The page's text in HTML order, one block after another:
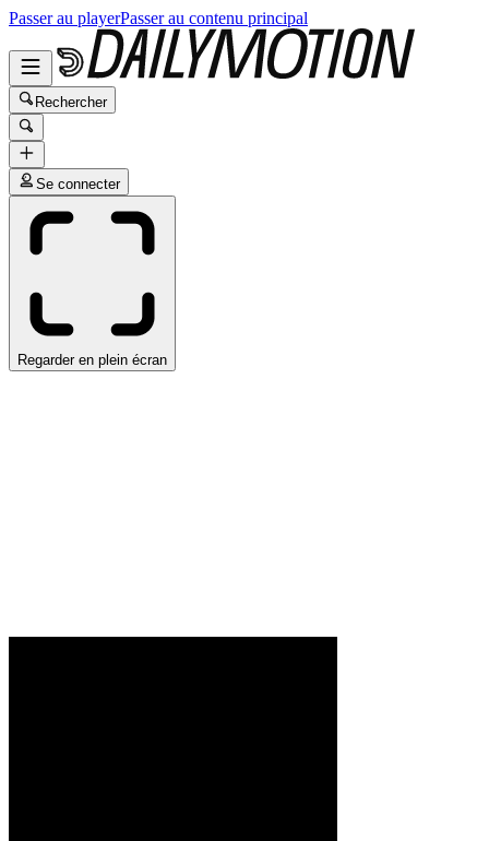
Passer au playerPasser au contenu principal
Rechercher
Se connecter
Regarder en plein écran